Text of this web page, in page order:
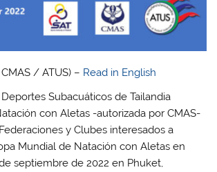
/ ATUS) – Read in English
Subacuáticos de Tailandia
con Aletas -autorizada por CMAS-
y Clubes interesados a
Mundial de Natación con Aletas en
septiembre de 2022 en Phuket,